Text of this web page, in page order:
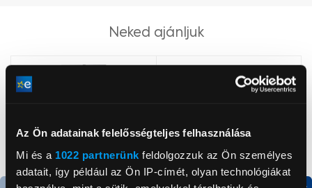
Az Ön adatainak felelősségteljes felhasználása
Mi és a 1022 partnerünk feldolgozzuk az Ön személyes
adatait, így például az Ön IP-címét, olyan technológiákat
Neked ajánljuk